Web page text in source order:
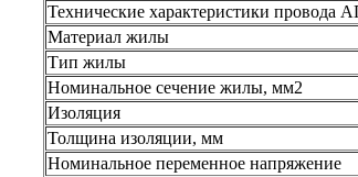
Технические характеристики провода
Материал жилы
Тип жилы
Номинальное сечение жилы, мм2
Изоляция
Толщина изоляции, мм
Номинальное переменное напряжение